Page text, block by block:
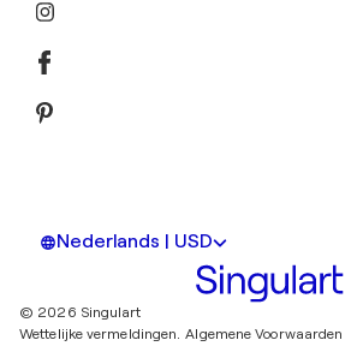
Nederlands | USD
© 2026 Singulart
Wettelijke vermeldingen. Algemene Voorwaarden